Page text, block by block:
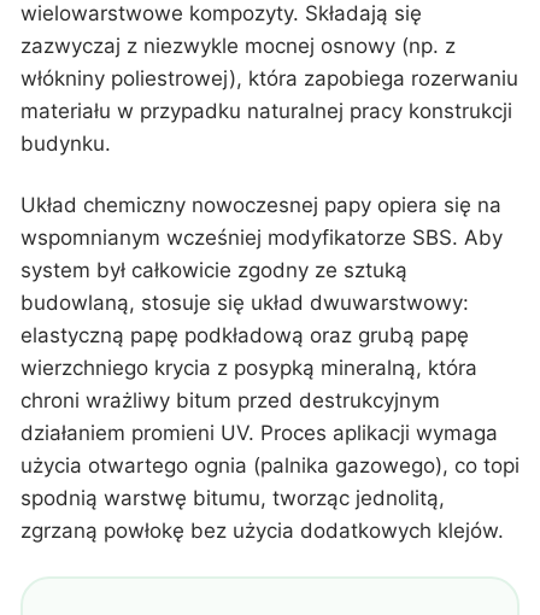
wielowarstwowe kompozyty. Składają się
zazwyczaj z niezwykle mocnej osnowy (np. z
włókniny poliestrowej), która zapobiega rozerwaniu
materiału w przypadku naturalnej pracy konstrukcji
budynku.
Układ chemiczny nowoczesnej papy opiera się na
wspomnianym wcześniej modyfikatorze SBS. Aby
system był całkowicie zgodny ze sztuką
budowlaną, stosuje się układ dwuwarstwowy:
elastyczną papę podkładową oraz grubą papę
wierzchniego krycia z posypką mineralną, która
chroni wrażliwy bitum przed destrukcyjnym
działaniem promieni UV. Proces aplikacji wymaga
użycia otwartego ognia (palnika gazowego), co topi
spodnią warstwę bitumu, tworząc jednolitą,
zgrzaną powłokę bez użycia dodatkowych klejów.